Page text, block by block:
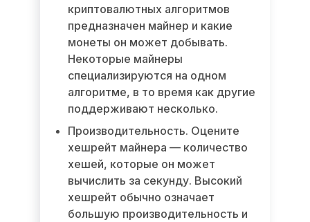
криптовалютных алгоритмов
предназначен майнер и какие
монеты он может добывать.
Некоторые майнеры
специализируются на одном
алгоритме, в то время как другие
поддерживают несколько.
Производительность. Оцените
хешрейт майнера — количество
хешей, которые он может
вычислить за секунду. Высокий
хешрейт обычно означает
большую производительность и